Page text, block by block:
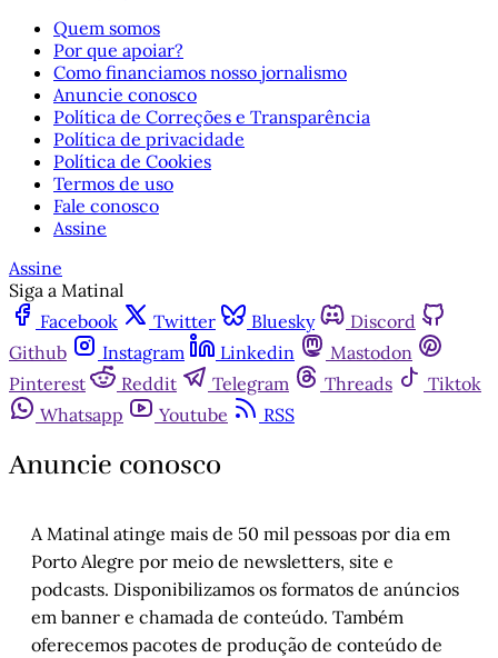
Quem somos
Por que apoiar?
Como financiamos nosso jornalismo
Anuncie conosco
Política de Correções e Transparência
Política de privacidade
Política de Cookies
Termos de uso
Fale conosco
Assine
Assine
Siga a Matinal
Facebook
Twitter Bluesky
Discord
Github
Instagram Linkedin
Mastodon
Pinterest
Reddit Telegram Threads
Tiktok
Whatsapp
Youtube RSS
Anuncie conosco
A Matinal atinge mais de 50 mil pessoas por dia em
Porto Alegre por meio de newsletters, site e
podcasts. Disponibilizamos os formatos de anúncios
em banner e chamada de conteúdo. Também
oferecemos pacotes de produção de conteúdo de